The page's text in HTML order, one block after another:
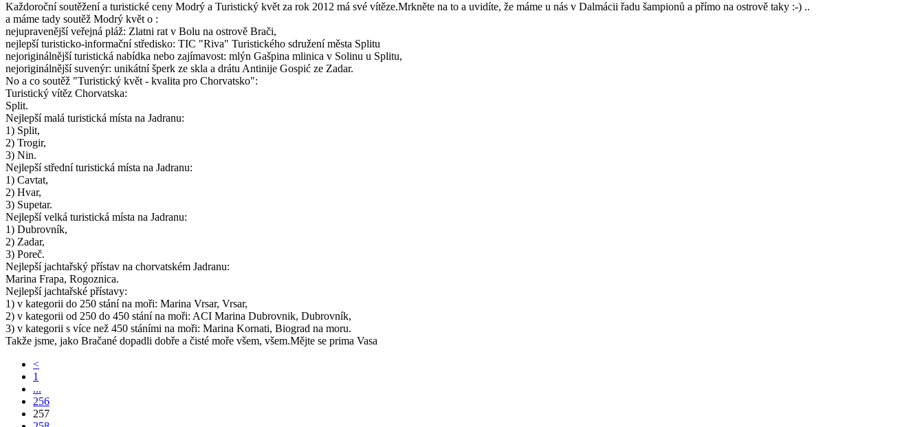
Každoroční soutěžení a turistické ceny Modrý a Turistický květ za rok 2012 má své vítěze.Mrkněte na to a uvidíte, že máme u nás v Dalmácii řadu šampionů a přímo na ostrově taky :-) ..
a máme tady soutěž Modrý květ o :
nejupravenější veřejná pláž: Zlatni rat v Bolu na ostrově Brači,
nejlepší turisticko-informační středisko: TIC "Riva" Turistického sdružení města Splitu
nejoriginálnější turistická nabídka nebo zajímavost: mlýn Gašpina mlinica v Solinu u Splitu,
nejoriginálnější suvenýr: unikátní šperk ze skla a drátu Antinije Gospić ze Zadar.
No a co soutěž "Turistický květ - kvalita pro Chorvatsko":
Turistický vítěz Chorvatska:
Split.
Nejlepší malá turistická místa na Jadranu:
1) Split,
2) Trogir,
3) Nin.
Nejlepší střední turistická místa na Jadranu:
1) Cavtat,
2) Hvar,
3) Supetar.
Nejlepší velká turistická místa na Jadranu:
1) Dubrovník,
2) Zadar,
3) Poreč.
Nejlepší jachtařský přístav na chorvatském Jadranu:
Marina Frapa, Rogoznica.
Nejlepší jachtařské přístavy:
1) v kategorii do 250 stání na moři: Marina Vrsar, Vrsar,
2) v kategorii od 250 do 450 stání na moři: ACI Marina Dubrovnik, Dubrovník,
3) v kategorii s více než 450 stáními na moři: Marina Kornati, Biograd na moru.
Takže jsme, jako Bračané dopadli dobře a čisté moře všem, všem.Mějte se prima Vasa
<
1
...
256
257